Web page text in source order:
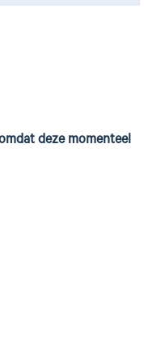
deze momenteel